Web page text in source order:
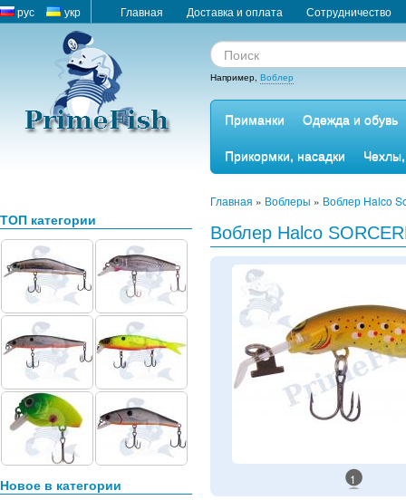
рус укр Главная Доставка и оплата Сотрудничество
Например, Воблер
Приманки
Одежда и обувь
Прикормки, насадки
ТОП категории
Новое в категории
Главная » Воблеры » Воблер Halco
Воблер Halco
1